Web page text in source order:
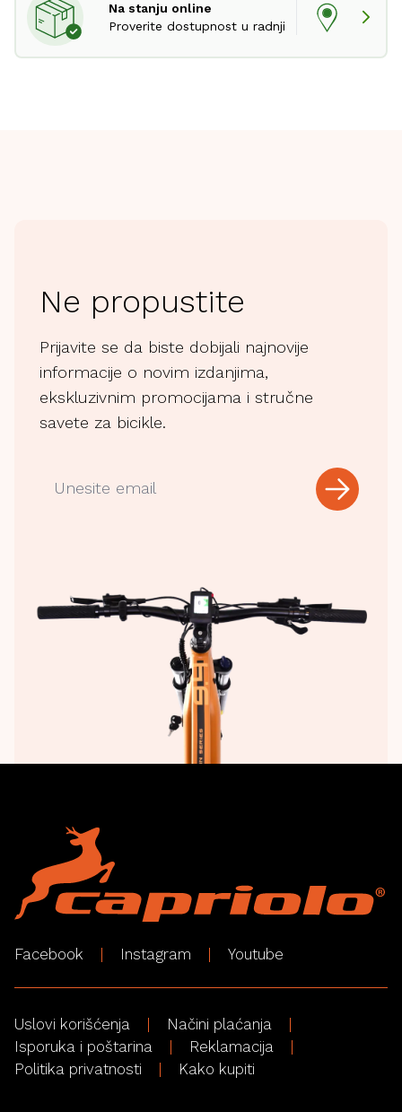
Na stanju online
Proverite dostupnost u radnji
Ne propustite
Prijavite se da biste dobijali najnovije
informacije o novim izdanjima,
ekskluzivnim promocijama i stručne
savete za bicikle.
Facebook Instagram Youtube
Uslovi korišćenja
Načini plaćanja
Isporuka i poštarina
Reklamacija
Politika privatnosti
Kako kupiti